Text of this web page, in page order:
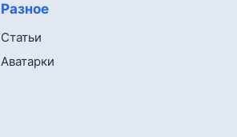
Разное
Статьи
Аватарки